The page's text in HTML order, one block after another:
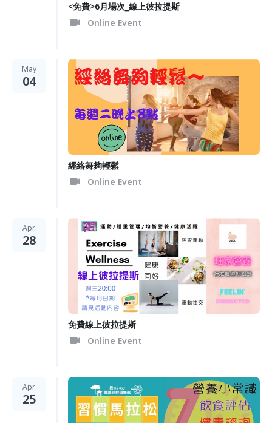
<免費>6月場次_線上彼拉提斯
Online Event
May
04
經絡舞夠輕鬆
Online Event
Apr.
28
免費線上彼拉提斯
Online Event
Apr.
25